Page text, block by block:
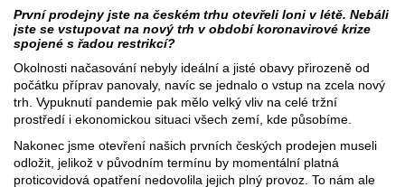
První prodejny jste na českém trhu otevřeli loni v létě. Nebáli
jste se vstupovat na nový trh v období koronavirové krize
spojené s řadou restrikcí?
Okolnosti načasování nebyly ideální a jisté obavy přirozeně od
počátku příprav panovaly, navíc se jednalo o vstup na zcela nový
trh. Vypuknutí pandemie pak mělo velký vliv na celé tržní
prostředí i ekonomickou situaci všech zemí, kde působíme.
Nakonec jsme otevření našich prvních českých prodejen museli
odložit, jelikož v původním termínu by momentální platná
proticovidová opatření nedovolila jejich plný provoz. To nám ale